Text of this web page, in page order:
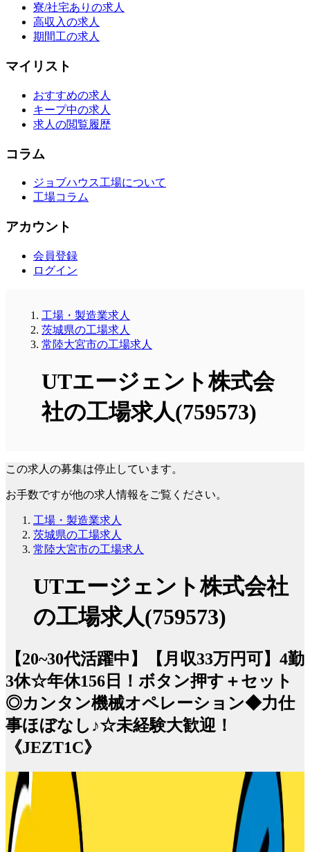
寮/社宅ありの求人
高収入の求人
期間工の求人
マイリスト
おすすめの求人
キープ中の求人
求人の閲覧履歴
コラム
ジョブハウス工場について
工場コラム
アカウント
会員登録
ログイン
工場・製造業求人
茨城県の工場求人
常陸大宮市の工場求人
UTエージェント株式会
社の工場求人(759573)
この求人の募集は停止しています。
お手数ですが他の求人情報をご覧ください。
工場・製造業求人
茨城県の工場求人
常陸大宮市の工場求人
UTエージェント株式会社
の工場求人(759573)
【20~30代活躍中】【月収33万円可】4勤
3休☆年休156日！ボタン押す＋セット
◎カンタン機械オペレーション◆力仕
事ほぼなし♪☆未経験大歓迎！
《JEZT1C》